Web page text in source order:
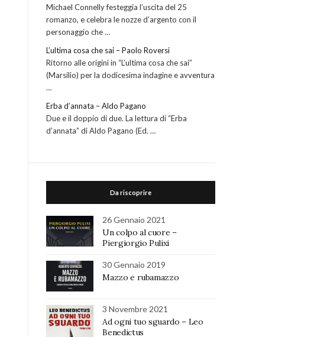
Michael Connelly festeggia l’uscita del 25
romanzo, e celebra le nozze d’argento con il
personaggio che …
L’ultima cosa che sai – Paolo Roversi
Ritorno alle origini in “L’ultima cosa che sai”
(Marsilio) per la dodicesima indagine e avventura
…
Erba d’annata – Aldo Pagano
Due e il doppio di due. La lettura di “Erba
d’annata” di Aldo Pagano (Ed. …
Da riscoprire
26 Gennaio 2021
Un colpo al cuore –
Piergiorgio Pulixi
30 Gennaio 2019
Mazzo e rubamazzo
3 Novembre 2021
Ad ogni tuo sguardo – Leo
Benedictus